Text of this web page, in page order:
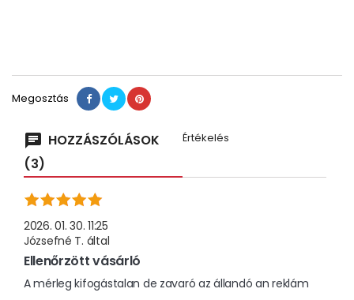
Megosztás
HOZZÁSZÓLÁSOK
(3)
Értékelés
2026. 01. 30. 11:25
Józsefné T. által
Ellenőrzött vásárló
A mérleg kifogástalan de zavaró az állandó an reklám